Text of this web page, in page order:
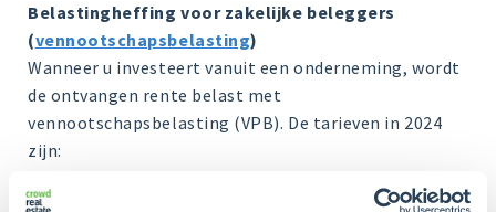
Belastingheffing voor zakelijke beleggers
(vennootschapsbelasting)
Wanneer u investeert vanuit een onderneming, wordt
de ontvangen rente belast met
vennootschapsbelasting (VPB). De tarieven in 2024
zijn:
- 19% voor winsten tot € 200.000